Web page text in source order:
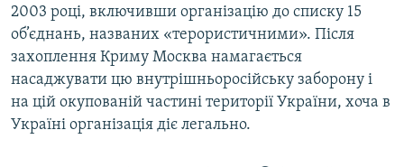
2003 році, включивши організацію до списку 15
об’єднань, названих «терористичними». Після
захоплення Криму Москва намагається
насаджувати цю внутрішньоросійську заборону і
на цій окупованій частині території України, хоча в
Україні організація діє легально.